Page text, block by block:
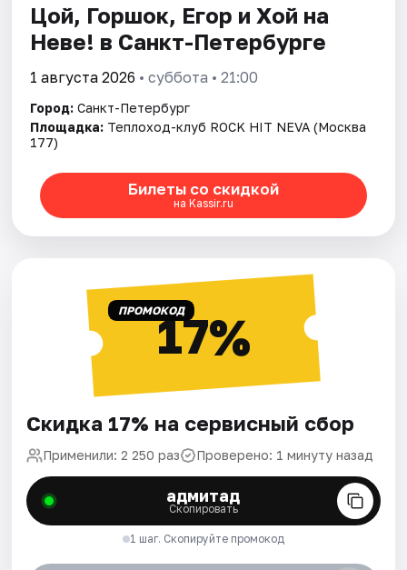
Цой, Горшок, Егор и Хой на
Неве! в Санкт-Петербурге
1 августа 2026 • суббота • 21:00
Город: Санкт-Петербург
Площадка: Теплоход-клуб ROCK HIT NEVA (Москва
177)
Билеты со скидкой
на Kassir.ru
ПРОМОКОД17%
Скидка 17% на сервисный сбор
Применили: 2 250 раз Проверено: 1 минуту назад
адмитад
Скопировать
1 шаг. Скопируйте промокод